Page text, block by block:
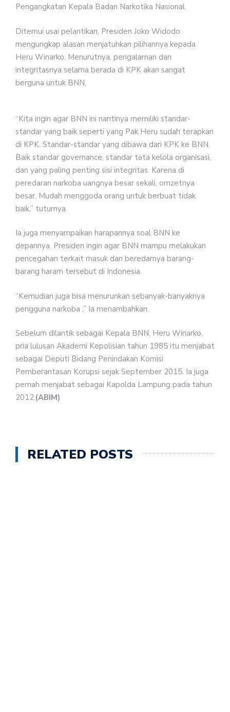
Pengangkatan Kepala Badan Narkotika Nasional.
Ditemui usai pelantikan, Presiden Joko Widodo
mengungkap alasan menjatuhkan pilihannya kepada
Heru Winarko. Menurutnya, pengalaman dan
integritasnya selama berada di KPK akan sangat
berguna untuk BNN.
“Kita ingin agar BNN ini nantinya memiliki standar-
standar yang baik seperti yang Pak Heru sudah terapkan
di KPK. Standar-standar yang dibawa dari KPK ke BNN.
Baik standar governance, standar tata kelola organisasi,
dan yang paling penting sisi integritas. Karena di
peredaran narkoba uangnya besar sekali, omzetnya
besar. Mudah menggoda orang untuk berbuat tidak
baik,” tuturnya.
Ia juga menyampaikan harapannya soal BNN ke
depannya. Presiden ingin agar BNN mampu melakukan
pencegahan terkait masuk dan beredarnya barang-
barang haram tersebut di Indonesia.
“Kemudian juga bisa menurunkan sebanyak-banyaknya
pengguna narkoba ,” Ia menambahkan.
Sebelum dilantik sebagai Kepala BNN, Heru Winarko,
pria lulusan Akademi Kepolisian tahun 1985 itu menjabat
sebagai Deputi Bidang Penindakan Komisi
Pemberantasan Korupsi sejak September 2015. Ia juga
pernah menjabat sebagai Kapolda Lampung pada tahun
2012.(ABIM)
RELATED POSTS